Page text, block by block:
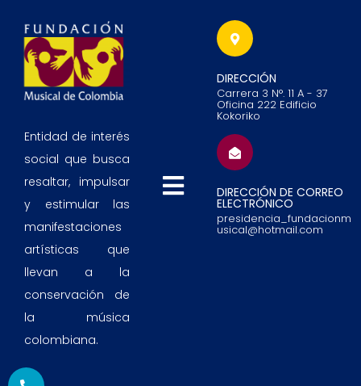
Entidad de interés
social que busca
resaltar, impulsar
y estimular las
manifestaciones
artísticas que
llevan a la
conservación de
la música
colombiana.
DIRECCIÓN
Carrera 3 N°. 11 A - 37
Oficina 222 Edificio
Kokoriko
DIRECCIÓN DE CORREO
ELECTRÓNICO
presidencia_fundacionm
usical@hotmail.com